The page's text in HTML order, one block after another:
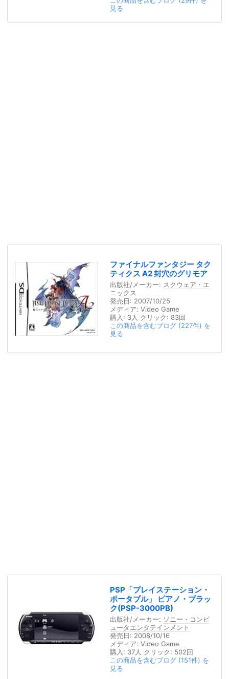
見る
ファイナルファンタジー タク
ティクス A2 封穴のグリモア
出版社/メーカー: スクウェア・エ
ニックス
発売日: 2007/10/25
メディア: Video Game
購入: 3人 クリック: 83回
この商品を含むブログ (227件) を
見る
PSP「プレイステーション・
ポータブル」 ピアノ・ブラッ
ク(PSP-3000PB)
出版社/メーカー: ソニー・コンピ
ュータエンタテインメント
発売日: 2008/10/16
メディア: Video Game
購入: 37人 クリック: 502回
この商品を含むブログ (151件) を
見る